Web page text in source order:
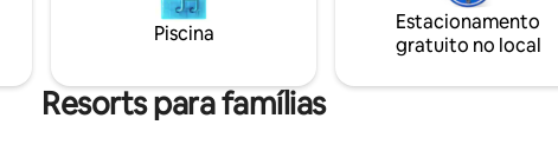
O Grand
oferece traslado
é ótimo para casais, aventuras
individuais, viajantes de negócios e
Piscina
Estacionamento
gratuito no local
Resorts para famílias